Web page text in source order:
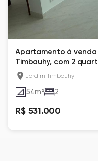
Apartamento à venda
Timbauhy, com 2
Morada da Aldeia
Jardim Timbauhy
54m² 2
R$ 531.000